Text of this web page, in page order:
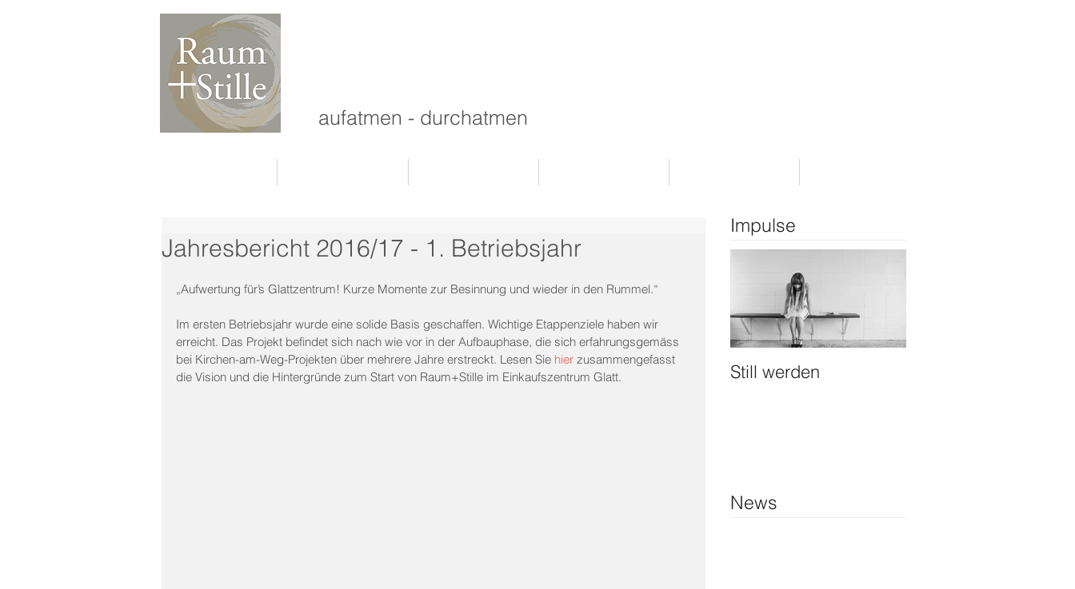
aufatmen - durchatmen
Jahresbericht 2016/17 - 1. Betriebsjahr
„Aufwertung für’s Glattzentrum! Kurze Momente zur Besinnung und wieder in den Rummel.“
Im ersten Betriebsjahr wurde eine solide Basis geschaffen. Wichtige Etappenziele haben wir
erreicht. Das Projekt befindet sich nach wie vor in der Aufbauphase, die sich erfahrungsgemäss
bei Kirchen-am-Weg-Projekten über mehrere Jahre erstreckt. Lesen Sie hier zusammengefasst
die Vision und die Hintergründe zum Start von Raum+Stille im Einkaufszentrum Glatt.
Impulse
Still werden
News